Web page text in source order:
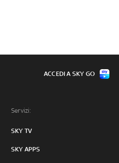
Servizi:
SKY TV
SKY APPS
ACCEDI A SKY GO